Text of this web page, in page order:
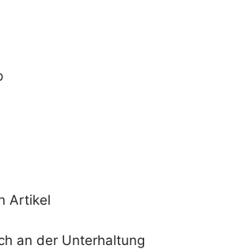
Artikel
an der Unterhaltung